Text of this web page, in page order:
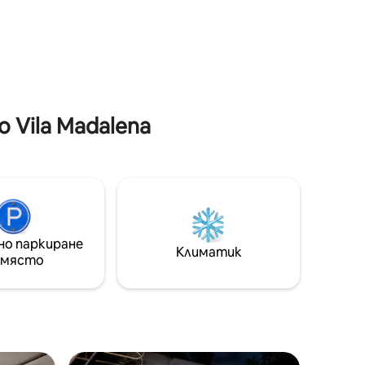
Vila Madalena
паркиране
място
Климатик